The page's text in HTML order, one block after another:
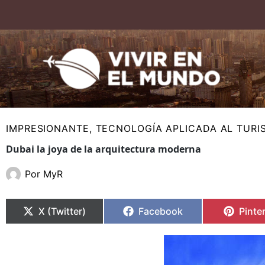
contenido
IMPRESIONANTE, TECNOLOGÍA APLICADA AL
Dubai la joya de la arquitectura moderna
Por MyR
en
X (Twitter)
en
Facebook
en
en
en
en